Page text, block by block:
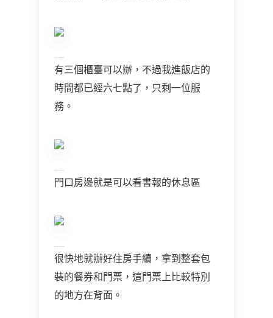
有三個櫃臺可以辦，不過我進飯店的
時間都已經六七點了，只剩一位服
務。
門口房邊就是可以看書報的休息區
很快地就辦好住房手續，拿到整套包
裝的餐券和門票，這門票上比較特別
的地方在背面。